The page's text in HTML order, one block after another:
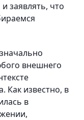
заявлять, что
внешнего
Как известно, в
в